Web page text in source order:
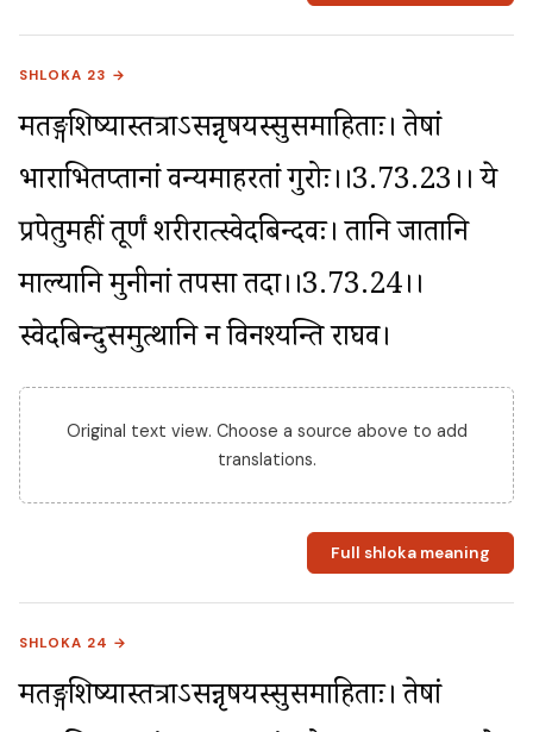
SHLOKA 23 →
मतङ्गशिष्यास्तत्राऽसन्नृषयस्सुसमाहिताः। तेषां
भाराभितप्तानां वन्यमाहरतां गुरोः।।3.73.23।। ये
प्रपेतुर्महीं तूर्णं शरीरात्स्वेदबिन्दवः। तानि जातानि
माल्यानि मुनीनां तपसा तदा।।3.73.24।।
स्वेदबिन्दुसमुत्थानि न विनश्यन्ति राघव।
Original text view. Choose a source above to add
translations.
Full shloka meaning
SHLOKA 24 →
मतङ्गशिष्यास्तत्राऽसन्नृषयस्सुसमाहिताः। तेषां